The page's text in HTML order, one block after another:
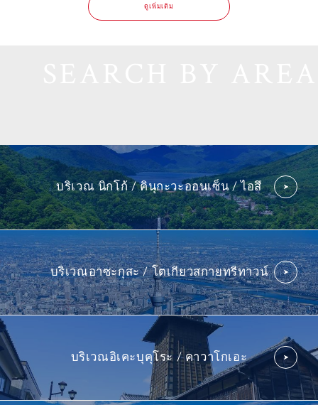
ดูเพิ่มเติม
บริเวณ นิกโก้ /คินุกะวะออนเซ็น /ไอสึ
บริเวณอาซะกุสะ /โตเกียวสกายทรีทาวน์
บริเวณอิเคะบุคุโระ / คาวาโกเอะ